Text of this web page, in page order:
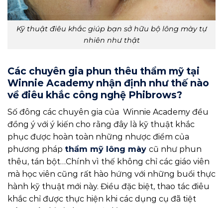
Kỹ thuật điêu khắc giúp bạn sở hữu bộ lông mày tự
nhiên như thật
Các chuyên gia phun thêu thẩm mỹ tại
Winnie Academy nhận định như thế nào
về điêu khắc công nghệ Phibrows?
Số đông các chuyên gia của Winnie Academy đều
đồng ý với ý kiến cho rằng đây là kỹ thuật khắc
phục được hoàn toàn những nhược điểm của
phương pháp thẩm mỹ lông mày cũ như phun
thêu, tán bột…Chính vì thế không chỉ các giáo viên
mà học viên cũng rất hào hứng với những buổi thực
hành kỹ thuật mới này. Điều đặc biệt, thao tác điêu
khắc chỉ được thực hiện khi các dụng cụ đã tiệt